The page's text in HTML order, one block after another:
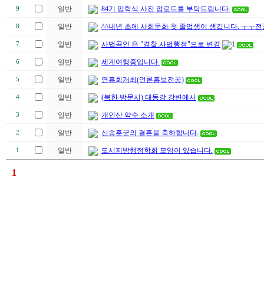
9 일반 84기 입학식 사진 업로드를 부탁드립니다.
8 일반 ^^내년 초에 사회문화 첫 졸업생이 생깁니다. ㅜㅜ
7 일반 사법공안 은 "경찰.사법행정"으로 변경 1
6 일반 세계여행중입니다.
5 일반 연홍회개최(언론홍보전공)
4 일반 (북한 방문시) 대동강 강변에서
3 일반 개인산 약수 소개
2 일반 신송훈군의 결혼을 축하합니다.
1 일반 도시지방행정학회 모임이 있습니다.
1